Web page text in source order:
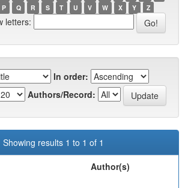
P Q R S T U V W X Y Z
letters:
In order:
Authors/Record:
Showing results 1 to 1 of 1
Author(s)